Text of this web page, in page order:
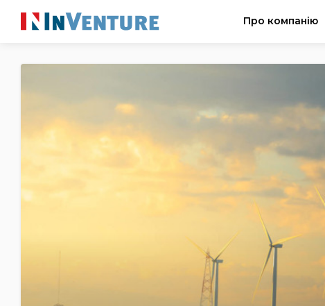
Про компанію